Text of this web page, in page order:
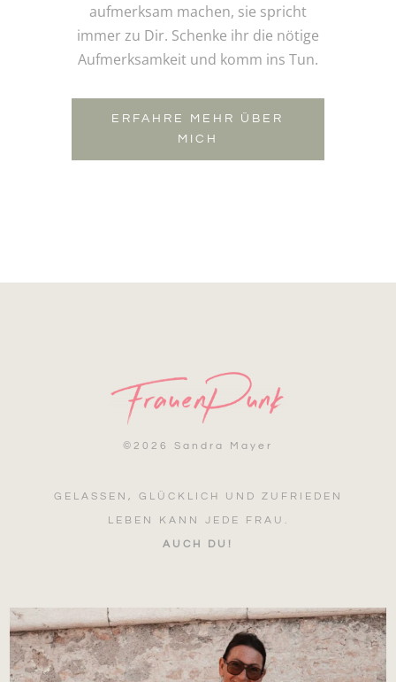
aufmerksam machen, sie spricht
immer zu Dir. Schenke ihr die nötige
Aufmerksamkeit und komm ins Tun.
ERFAHRE MEHR ÜBER
MICH
© 2026 Sandra Mayer
GELASSEN, GLÜCKLICH UND ZUFRIEDEN
LEBEN KANN JEDE FRAU.
AUCH DU!